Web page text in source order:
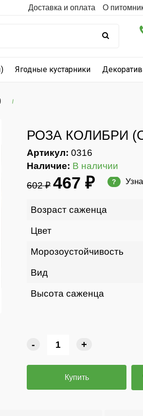
Доставка и оплата О
Ягодные кустарники
РОЗА КОЛИБРИ
Артикул: 0316
Наличие: В наличии
602 ₽ 467 ₽ ?
Возраст саженца
Цвет
Морозоустойчивость
Вид
Высота саженца
- +
Купить